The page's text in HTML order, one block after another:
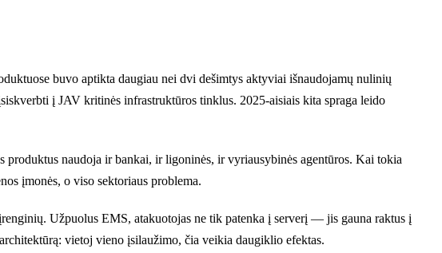
buvo aptikta daugiau nei dvi dešimtys aktyviai išnaudojamų nulinių
į JAV kritinės infrastruktūros tinklus. 2025-aisiais kita spraga leido
naudoja ir bankai, ir ligoninės, ir vyriausybinės agentūros. Kai tokia
įmonės, o viso sektoriaus problema.
Užpuolus EMS, atakuotojas ne tik patenka į serverį — jis gauna raktus į
vietoj vieno įsilaužimo, čia veikia daugiklio efektas.